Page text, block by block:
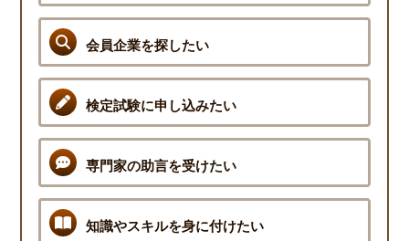
会員企業を探したい
検定試験に申し込みたい
専門家の助言を受けたい
知識やスキルを身に付けたい